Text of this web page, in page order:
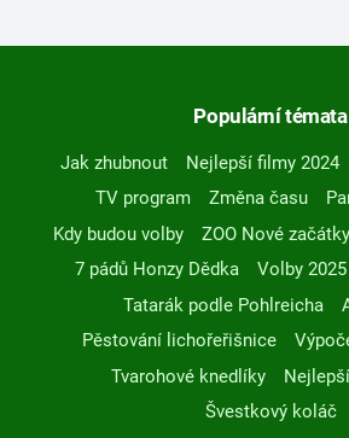
Populární témata
Jak zhubnout Nejlepší filmy 2024
TV program
Změna času
Kdy budou volby
ZOO Nové začátky
7 pádů Honzy Dědka
Volby 2025
Tatarák podle Pohlreicha
Pěstování lichořeřišnice
Tvarohové knedlíky
Švestkový koláč